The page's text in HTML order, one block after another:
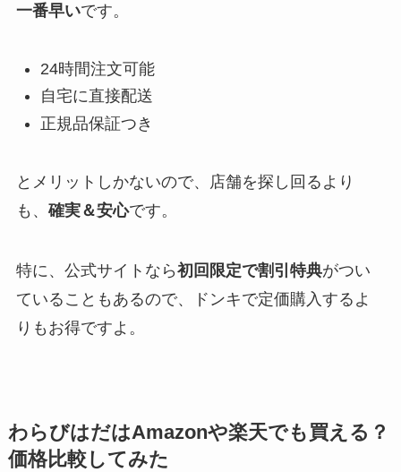
一番早いです。
24時間注文可能
自宅に直接配送
正規品保証つき
とメリットしかないので、店舗を探し回るより
も、 確実＆安心です。
特に、公式サイトなら初回限定で割引特典がつい
ていることもあるので、ドンキで定価購入するよ
りもお得ですよ。
わらびはだはAmazonや楽天でも買える？
価格比較してみた